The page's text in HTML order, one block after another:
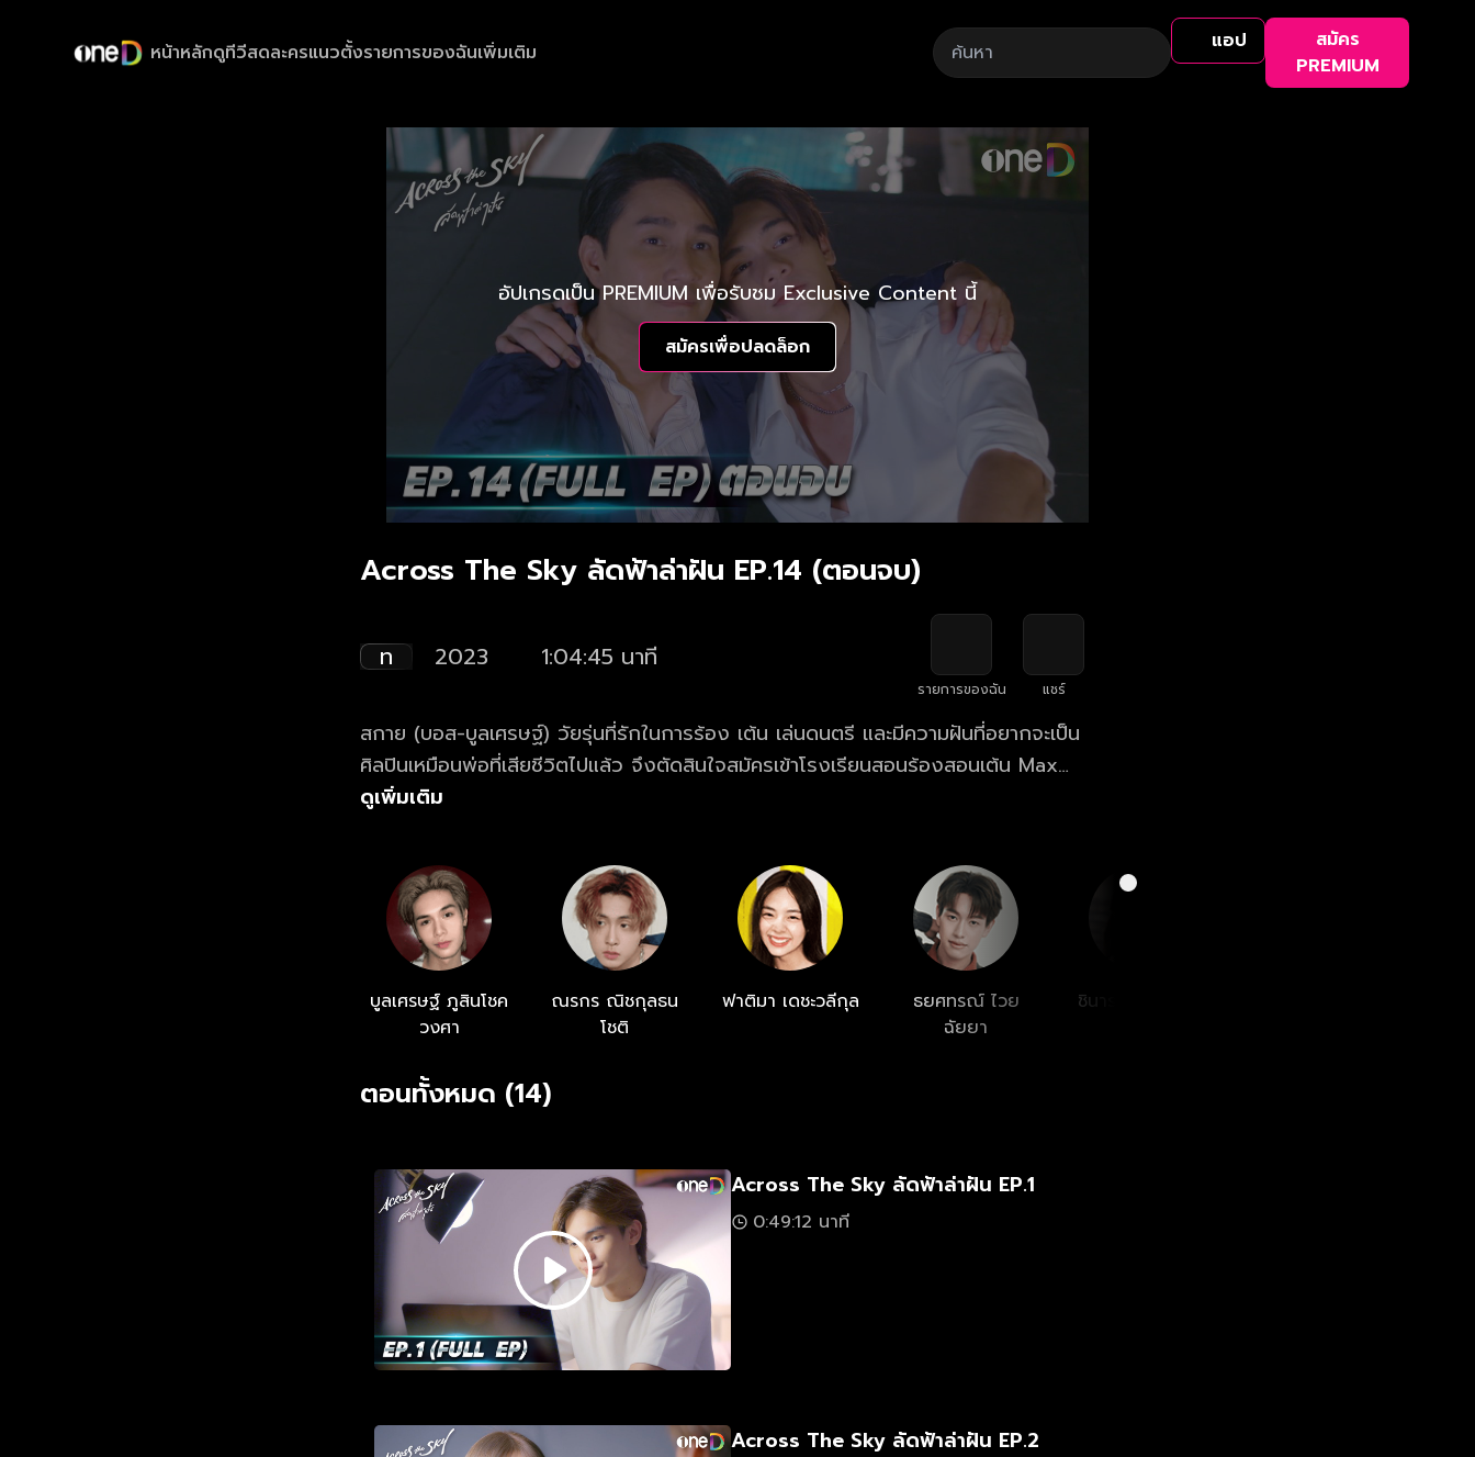
หน้าหลักดูทีวีสดละครแนวตั้งรายการของฉันเพิ่มเติม แอป
สมัคร
PREMIUM
อัปเกรดเป็น PREMIUM เพื่อรับชม Exclusive Content นี้
สมัครเพื่อปลดล็อก
Across The Sky ลัดฟ้าล่าฝัน EP.14 (ตอนจบ)
ท 2023 1:04:45 นาที
รายการของฉัน แชร์
สกาย (บอส-บูลเศรษฐ์) วัยรุ่นที่รักในการร้อง เต้น เล่นดนตรี และมีความฝันที่อยากจะเป็น
ศิลปินเหมือนพ่อที่เสียชีวิตไปแล้ว จึงตัดสินใจสมัครเข้าโรงเรียนสอนร้องสอนเต้น Max
Academy ซึ่งการก้าวเข้ามาเรียนที่นี่ทำให้สกายได้ใกล้ชิดกับ เพื่อนนักเรียนอย่าง ของขวัญ
การเต้น เพื่อช่วงชิงการเป็นตัวแทนของโรงเรียน ไปแข่งขันยังเวทีระดับประเทศ สุดท้ายแล้ว
การต่อสู้ ที่เต็มไปด้วยความฝัน ความรัก เพื่อจุดหมายของชีวิตครั้งนี้จะลงเอยอย่างไร ตาม
ลุ้นและเอาใจช่วยพวกเขา ได้ในละคร “Across The Sky ลัดฟ้าล่าฝัน” ดูย้อนหลัง Across
The Sky ลัดฟ้าล่าฝัน ครบทุกตอน ฟรี! ทางเว็บไซต์และแอปฯ oneD.net
ดูเพิ่มเติม
บูลเศรษฐ์ ภูสินโชค
วงศา
ณรกร ณิชกุลธน
โชติ
ฟาติมา เดชะวลีกุล
ธยศทรณ์ ไวย
ฉัยยา
ชินารดี อนุพงษ์ภิ
ตอนทั้งหมด (14)
Across The Sky ลัดฟ้าล่าฝัน EP.1
0:49:12 นาที
Across The Sky ลัดฟ้าล่าฝัน EP.2